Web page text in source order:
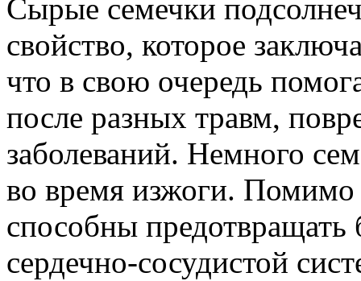
Сырые семечки
свойство, которое
что в свою очередь
после разных травм,
заболеваний. Немного
во время изжоги. Помимо
способны предотвращать
сердечно-сосудистой